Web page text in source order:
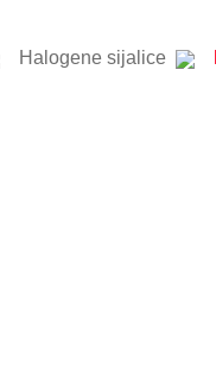
Halogene sijalice